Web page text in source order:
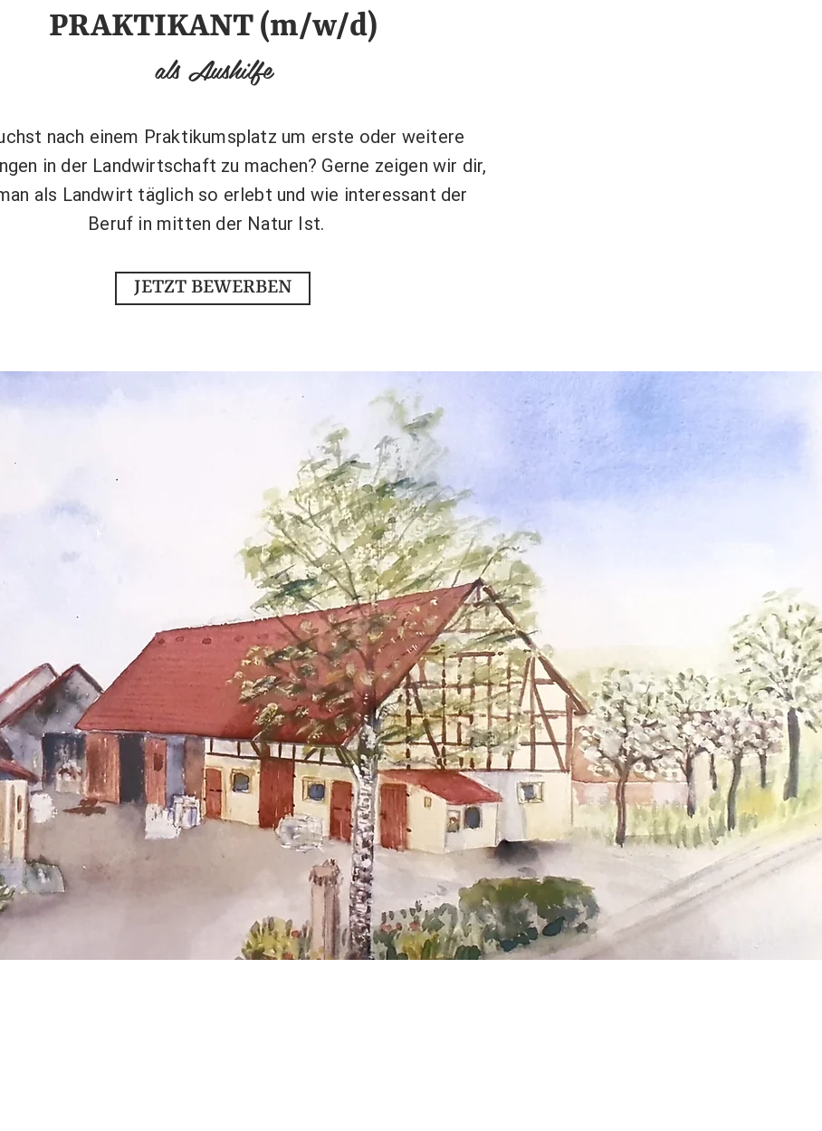
PRAKTIKANT (m/w/d)
als Aushilfe
nach einem Praktikumsplatz um erste oder weitere
in der Landwirtschaft zu machen? Gerne zeigen wir dir,
als Landwirt täglich so erlebt und wie interessant der
Beruf in mitten der Natur Ist.
JETZT BEWERBEN